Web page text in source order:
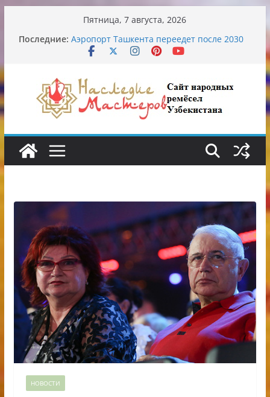
содержимому
Пятница, 7 августа, 2026
Последние: Узбекские традиционные узоры:
символика и происхождение
Аэропорт Ташкента переедет после 2030
Опасная диета Алины Загитовой
От знахарей до университетских клиник
Обрушение на одном из ключевых
перекрёстков Ташкента: перекрыт
путепровод на Буюк Ипак Йули
НОВОСТИ